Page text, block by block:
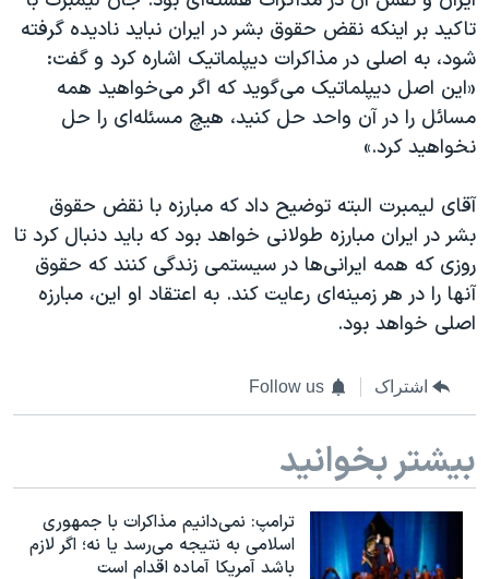
تاکید بر اینکه نقض حقوق بشر در ایران نباید نادیده گرفته
شود، به اصلی در مذاکرات دیپلماتیک اشاره کرد و گفت:
«این اصل دیپلماتیک می‌گوید که اگر می‌خواهید همه
مسائل را در آن واحد حل کنید، هیچ مسئله‌ای را حل
نخواهید کرد.»
آقای لیمبرت البته توضیح داد که مبارزه با نقض حقوق
بشر در ایران مبارزه طولانی خواهد بود که باید دنبال کرد تا
روزی که همه ایرانی‌ها در سیستمی زندگی کنند که حقوق
آنها را در هر زمینه‌ای رعایت کند. به اعتقاد او این، مبارزه
اصلی خواهد بود.
اشتراک Follow us
بیشتر بخوانید
ترامپ: نمی‌دانیم مذاکرات با جمهوری
اسلامی به نتیجه می‌رسد یا نه؛ اگر لازم
باشد آمریکا آماده اقدام است